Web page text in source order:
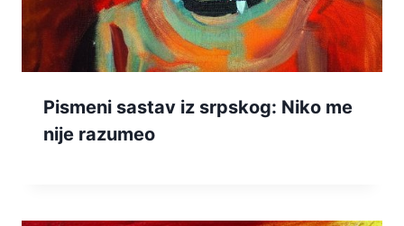
Pismeni sastav iz srpskog: Niko me
nije razumeo